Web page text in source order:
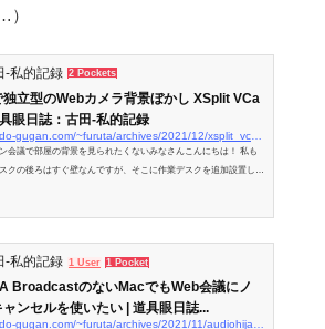
）
-私的記録 2 Pockets
立型のWebカメラ背景ぼかし XSplit VCa
眼日誌：古田-私的記録
会議で部屋の背景を見られたくないみなさんこんにちは！ 私も
クの後ろはすぐ壁なんですが、そこに作業デスクを追加設置して
-私的記録 1 User 1 Pocket
BroadcastのないMacでもWeb会議にノ
ャンセルを使いたい | 道具眼日誌...